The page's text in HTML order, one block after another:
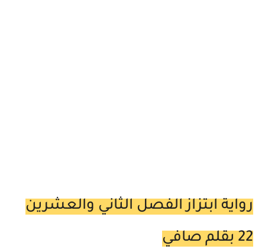
رواية ابتزاز الفصل الثاني والعشرين
22 بقلم صافي